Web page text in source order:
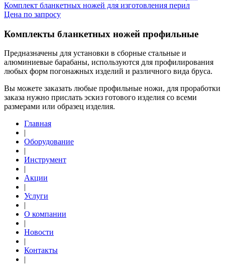
Комплект бланкетных ножей для изготовления перил
Цена по запросу
Комплекты бланкетных ножей профильные
Предназначены для установки в сборные стальные и
алюминиевые барабаны, используются для профилирования
любых форм погонажных изделий и различного вида бруса.
Вы можете заказать любые профильные ножи, для проработки
заказа нужно прислать эскиз готового изделия со всеми
размерами или образец изделия.
Главная
|
Оборудование
|
Инструмент
|
Акции
|
Услуги
|
О компании
|
Новости
|
Контакты
|